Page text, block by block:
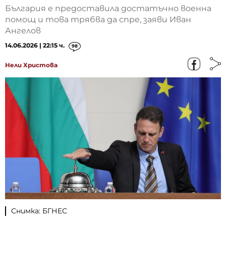
България е предоставила достатъчно военна
помощ и това трябва да спре, заяви Иван
Ангелов
14.06.2026 | 22:15 ч. 98
Нели Христова
Снимка: БГНЕС